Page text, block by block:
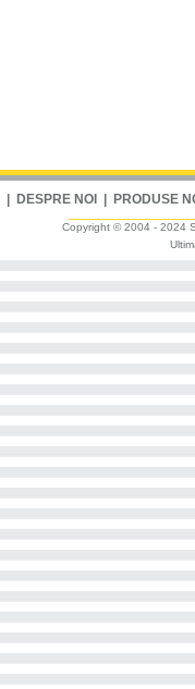
| DESPRE NOI| PRODUSE
Copyright © 2004 - 2024